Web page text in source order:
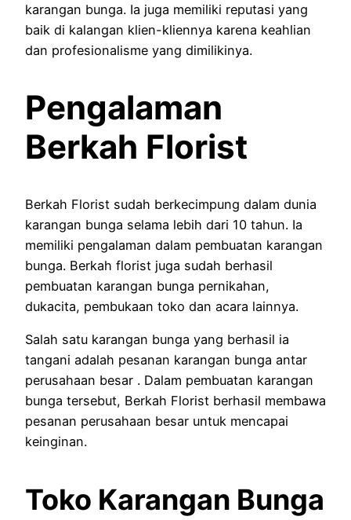
karangan bunga. Ia juga memiliki reputasi yang
baik di kalangan klien-kliennya karena keahlian
dan profesionalisme yang dimilikinya.
Pengalaman
Berkah Florist
Berkah Florist sudah berkecimpung dalam dunia
karangan bunga selama lebih dari 10 tahun. Ia
memiliki pengalaman dalam pembuatan karangan
bunga. Berkah florist juga sudah berhasil
pembuatan karangan bunga pernikahan,
dukacita, pembukaan toko dan acara lainnya.
Salah satu karangan bunga yang berhasil ia
tangani adalah pesanan karangan bunga antar
perusahaan besar . Dalam pembuatan karangan
bunga tersebut, Berkah Florist berhasil membawa
pesanan perusahaan besar untuk mencapai
keinginan.
Toko Karangan Bunga